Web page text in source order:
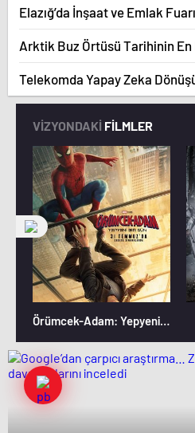
Elazığ’da İnşaat ve Emlak
Arktik Buz Örtüsü Tarihinin
Telekomda Yapay Zeka
VİZYONDAKİ FİLMLER
Örümcek-Adam: Yepyeni Bir Gün